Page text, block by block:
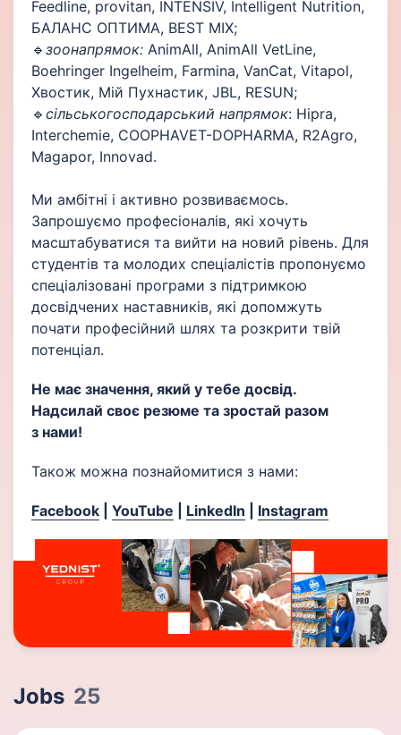
Feedline, рrovitan, INTENSIV, Intelligent Nutrition,
БАЛАНС ОПТИМА, BEST MIX;
🔹 зоонапрямок: AnimАll, AnimAll VetLine,
Boehringer Ingelheim, Farmina, VanCat, Vitapol,
Хвостик, Мій Пухнастик, JBL, RESUN;
🔹 сільськогосподарський напрямок: Hipra,
Interchemie, COOPHAVET-DOPHARMA, R2Agro,
Magapor, Innovad.
Ми амбітні і активно розвиваємось.
Запрошуємо професіоналів, які хочуть
масштабуватися та вийти на новий рівень. Для
студентів та молодих спеціалістів пропонуємо
спеціалізовані програми з підтримкою
досвідчених наставників, які допомжуть
почати професійний шлях та розкрити твій
потенціал.
Не має значення, який у тебе досвід.
Надсилай своє резюме та зростай разом
з нами!
Також можна познайомитися з нами:
Facebook YouTube LinkedIn Instagram
Jobs 25